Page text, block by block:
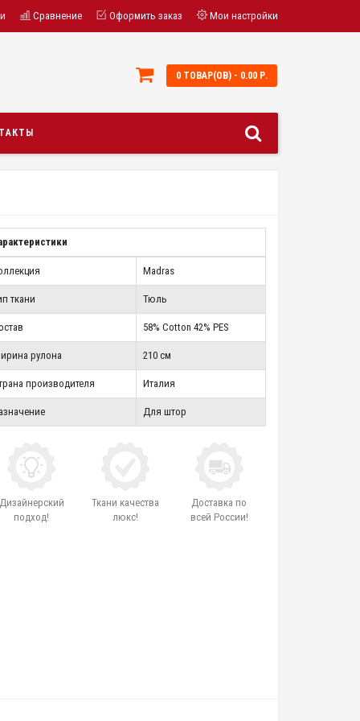
Сравнение Оформить заказ Мои настройки
0 ТОВАР(ОВ) - 0.00 Р.
Madras
ткани Тюль
58% Cotton 42% PES
рулона 210 см
производителя Италия
Для штор
подход!
Ткани качества
люкс!
Доставка по
всей России!